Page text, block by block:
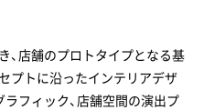
、店舗のプロトタイプとなる基
プトに沿ったインテリアデザ
フィック、店舗空間の演出プ